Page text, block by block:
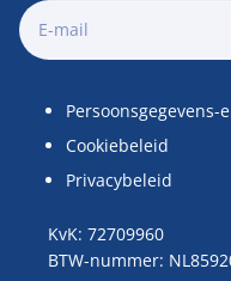
KvK: 72709960
BTW-nummer:
Persoonsgegevens-
Cookiebeleid
Privacybeleid